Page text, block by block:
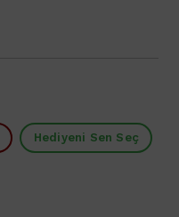
Hediyeni Sen Seç